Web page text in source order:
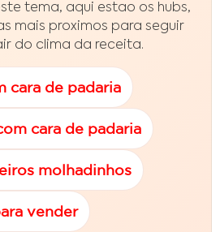
tema, aqui estao os hubs,
mais proximos para seguir
do clima da receita.
cara de padaria
cara de padaria
molhadinhos
vender